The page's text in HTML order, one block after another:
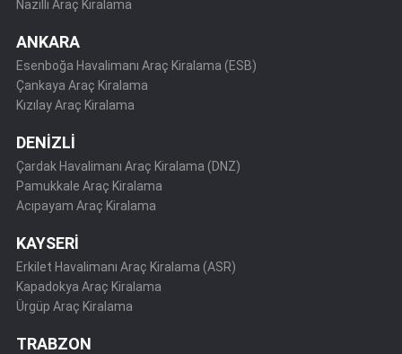
Nazilli Araç Kiralama
ANKARA
Esenboğa Havalimanı Araç Kiralama (ESB)
Çankaya Araç Kiralama
Kızılay Araç Kiralama
DENİZLİ
Çardak Havalimanı Araç Kiralama (DNZ)
Pamukkale Araç Kiralama
Acıpayam Araç Kiralama
KAYSERİ
Erkilet Havalimanı Araç Kiralama (ASR)
Kapadokya Araç Kiralama
Ürgüp Araç Kiralama
TRABZON